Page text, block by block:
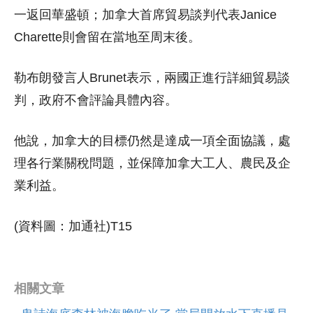
一返回華盛頓；加拿大首席貿易談判代表Janice
Charette則會留在當地至周末後。
勒布朗發言人Brunet表示，兩國正進行詳細貿易談
判，政府不會評論具體內容。
他說，加拿大的目標仍然是達成一項全面協議，處
理各行業關稅問題，並保障加拿大工人、農民及企
業利益。
(資料圖：加通社)T15
相關文章